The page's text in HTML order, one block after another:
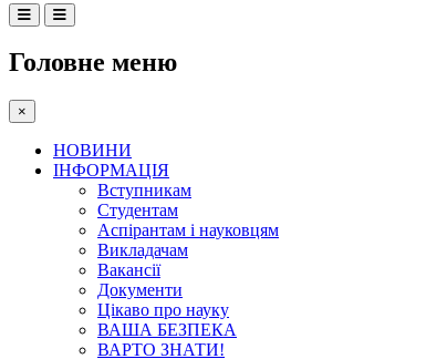
Головне меню
×
НОВИНИ
ІНФОРМАЦІЯ
Вступникам
Студентам
Аспірантам і науковцям
Викладачам
Вакансії
Документи
Цікаво про науку
ВАША БЕЗПЕКА
ВАРТО ЗНАТИ!